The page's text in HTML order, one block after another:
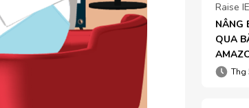
Raise
NÂNG
QUA
Thg